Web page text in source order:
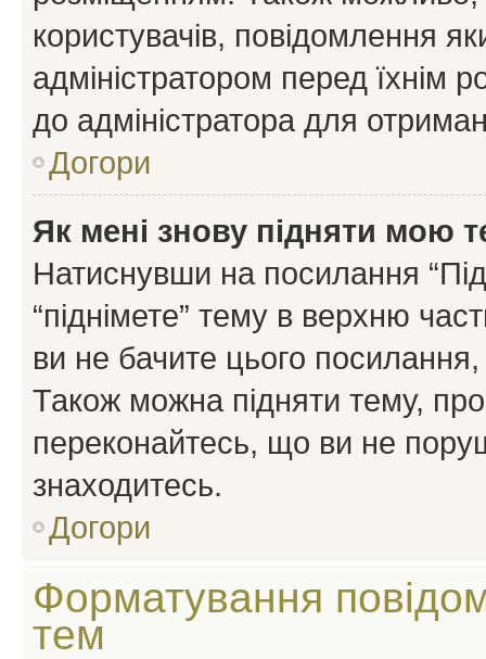
користувачів, повідомлення
адміністратором перед їхнім
до адміністратора для
Догори
Як мені знову підняти мою
Натиснувши на посилання
“піднімете” тему в верхню
ви не бачите цього
Також можна підняти тему,
переконайтесь, що ви не
знаходитесь.
Догори
Форматування
тем